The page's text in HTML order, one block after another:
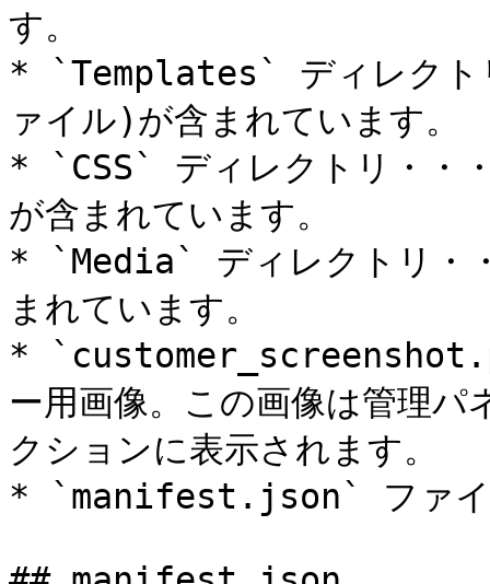
す。
* `Templates` ディレク
ァイル)が含まれています。
* `CSS` ディレクトリ・
が含まれています。
* `Media` ディレクトリ・
まれています。
*
ー用画像。この画像は管理
クションに表示されます。
* `manifest.json` ファイル